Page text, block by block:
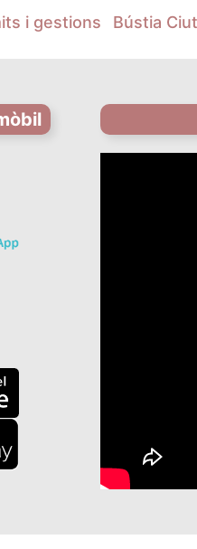
i gestions Bústia